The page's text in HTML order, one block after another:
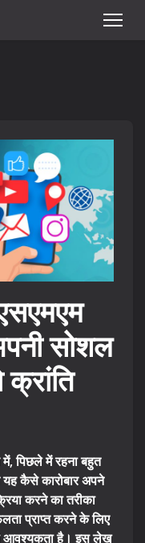
सोशल
क्रांति
पिछले में रहना बहुत
कैसे कारोबार अपने
करने का तरीका
प्राप्त करने के लिए
आवश्यकता है। इस लेख